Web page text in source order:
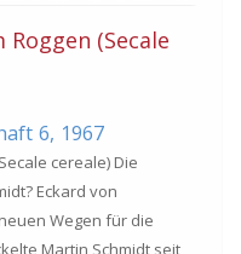
(Secale
6, 1967
cereale) Die
Eckard von
Wegen für die
Martin Schmidt seit